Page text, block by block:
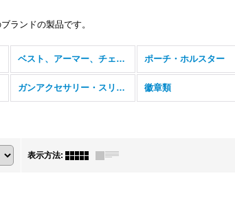
ランドの製品です。
ベスト、アーマー、チェストリグ ポーチ・ホルスター
ガンアクセサリー・スリング・ガンパーツ 徽章類
表示方法: